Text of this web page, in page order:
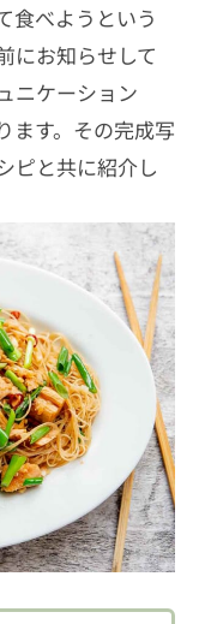
食べようという
にお知らせして
ニケーション
ます。その完成写
ピと共に紹介し